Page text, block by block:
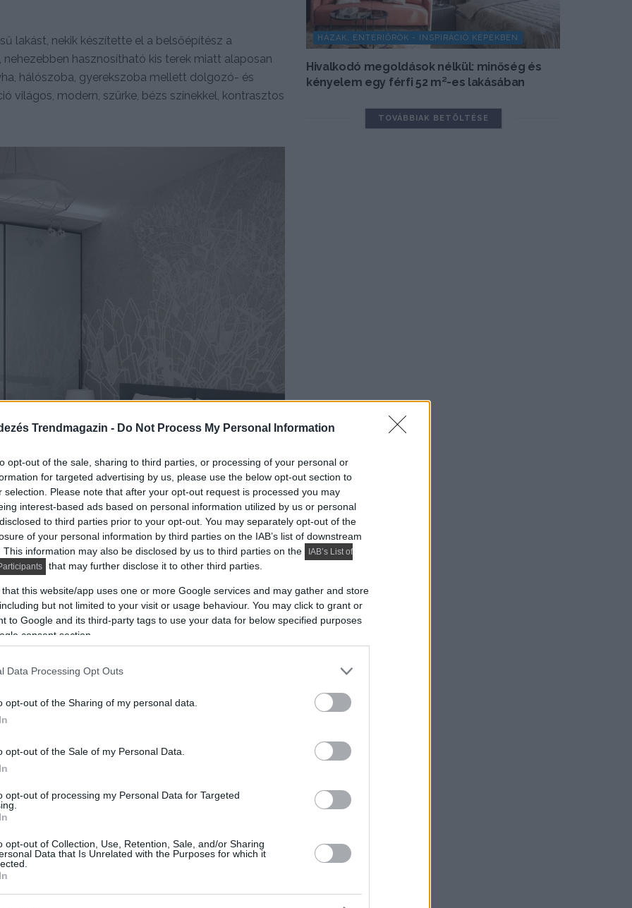
Trendmagazin - Do Not Process My Personal Information
opt-out of the sale, sharing to third parties, or processing of your personal or
for targeted advertising by us, please use the below opt-out section to
selection. Please note that after your opt-out request is processed you may
interest-based ads based on personal information utilized by us or personal
to third parties prior to your opt-out. You may separately opt-out of the
of your personal information by third parties on the IAB’s list of downstream
This information may also be disclosed by us to third parties on the
IAB’s List of
that may further disclose it to other third parties.
that this website/app uses one or more Google services and may gather and store
but not limited to your visit or usage behaviour. You may click to grant or
to Google and its third-party tags to use your data for below specified purposes
consent section.
Data Processing Opt Outs
opt-out of the Sharing of my personal data.
opt-out of the Sale of my Personal Data.
opt-out of processing my Personal Data for Targeted
opt-out of Collection, Use, Retention, Sale, and/or Sharing
Data that Is Unrelated with the Purposes for which it
lakást, nekik készítette el a belsőépítész a
hasznosítható kis terek miatt alaposan
hálószoba, gyerekszoba mellett dolgozó- és
világos, modern, szürke, bézs színekkel, kontrasztos
és pultos étkező kialakításával kényelmes
A konyhabútor elegáns, bézs színű,
alapot kontrasztos elemekkel tették érdekessé:
TV falat borítja, az előszobában is felbukkan),
a különböző fényforrásokat. A magasfényű
is segítettek világosabbá, vizuálisan tágasabbá
beépített nagy gardróbszekrény adja, de
dekorációja is követi a lakás egészének
mozaik és mintás csempével, fa bútorral.
HÁZAK, ENTERIŐRÖK - INSPIRÁCIÓ KÉPEKBEN
Hivalkodó megoldások nélkül: minőség és
kényelem egy férfi 52 m²-es lakásában
TOVÁBBIAK BETÖLTÉSE